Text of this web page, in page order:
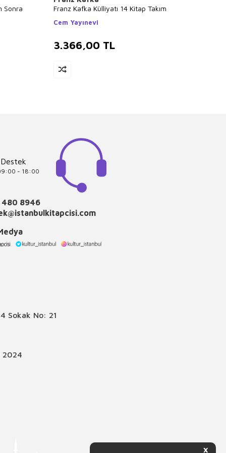
X
Sonra
Franz Kafka Külliyatı 14 Kitap Takım
Cem Yayınevi
3.366,00 TL
- 18:00
480 8946
Sokak No: 21
2024